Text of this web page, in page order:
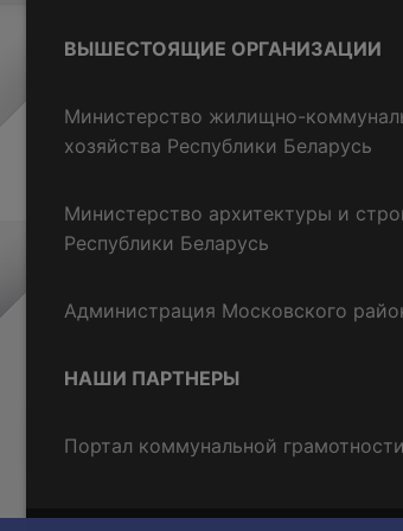
ВЫШЕСТОЯЩИЕ ОРГАНИЗАЦИИ
Министерство жилищно-
хозяйства Республики Беларусь
Министерство архитектуры и
Республики Беларусь
Администрация Московского
НАШИ ПАРТНЕРЫ
Портал коммунальной грамотности